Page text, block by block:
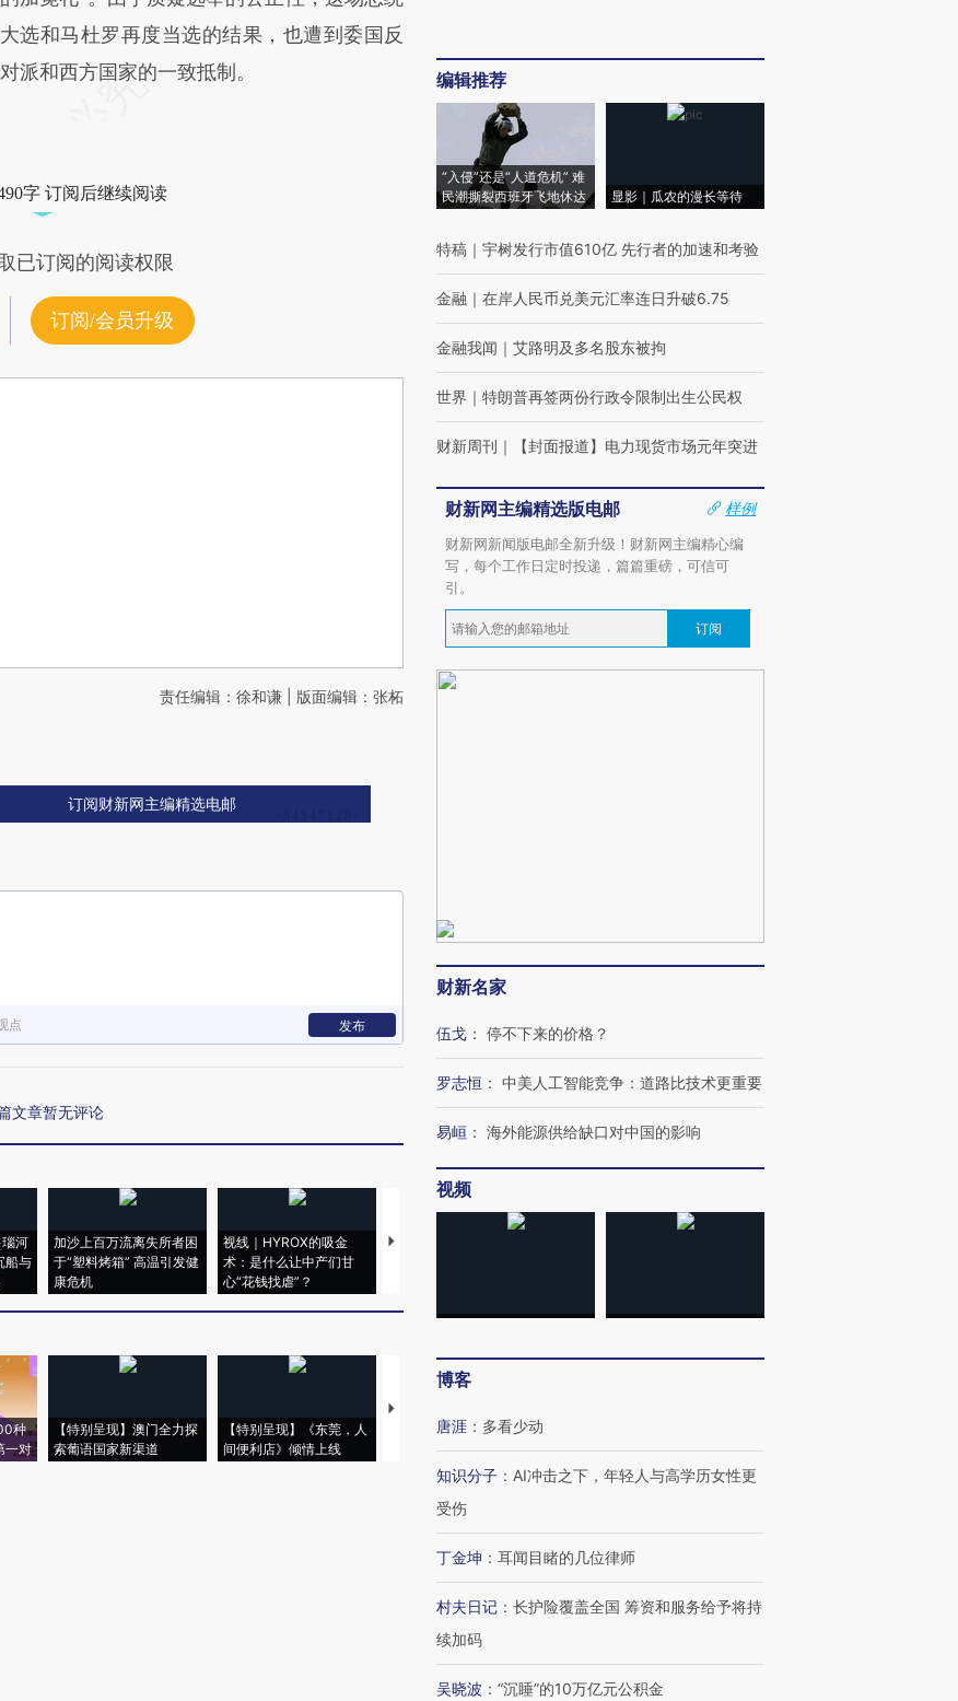
大选和马杜罗再度当选的结果，也遭到委国反
对派和西方国家的一致抵制。
字 订阅后继续阅读
已订阅的阅读权限
订阅/会员升级
责任编辑：徐和谦 | 版面编辑：张柘
订阅财新网主编精选电邮
点 发布
文章暂无评论
河
船与
加沙上百万流离失所者困
于“塑料烤箱” 高温引发健
康危机
视线｜HYROX的吸金
术：是什么让中产们甘
心“花钱找虐”？
马航飞行员跨国走私7万
种
一对
【特别呈现】澳门全力探
索葡语国家新渠道
【特别呈现】《东莞，人
间便利店》倾情上线
【推广】走进第四届链博
会，让数智科技“链”接产
有意思的生活方式·第三对
住三大增长引擎是什么？
编辑推荐
“入侵”还是“人道危机” 难
民潮撕裂西班牙飞地休达
显影｜瓜农的漫长等待
特稿 ｜ 宇树发行市值610亿 先行者的加速和考验
金融 ｜ 在岸人民币兑美元汇率连日升破6.75
金融我闻 ｜ 艾路明及多名股东被拘
世界 ｜ 特朗普再签两份行政令限制出生公民权
财新周刊 ｜ 【封面报道】电力现货市场元年突进
财新网主编精选版电邮
样例
财新网新闻版电邮全新升级！财新网主编精心编
写，每个工作日定时投递，篇篇重磅，可信可
引。
订阅
财新名家
伍戈 ： 停不下来的价格？
罗志恒 ： 中美人工智能竞争：道路比技术更重要
易峘 ： 海外能源供给缺口对中国的影响
视频
博客
唐涯 ： 多看少动
知识分子 ： AI冲击之下，年轻人与高学历女性更
受伤
丁金坤 ： 耳闻目睹的几位律师
村夫日记 ： 长护险覆盖全国 筹资和服务给予将持
续加码
吴晓波 ： “沉睡”的10万亿元公积金